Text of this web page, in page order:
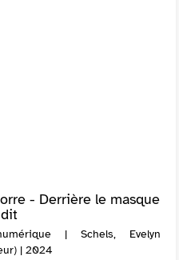
- Derrière le masque
| Schels, Evelyn
| 2024